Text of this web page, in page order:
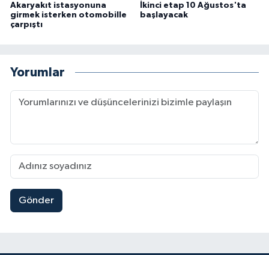
Akaryakıt istasyonuna
girmek isterken otomobille
çarpıştı
İkinci etap 10 Ağustos'ta
başlayacak
Yorumlar
Gönder